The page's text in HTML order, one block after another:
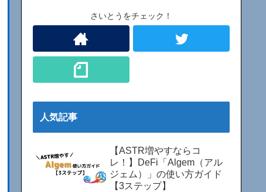
さいとうをチェック！
人気記事
【ASTR増やすならコ
レ！】DeFi「Algem（アル
ジェム）」の使い方ガイド
【3ステップ】